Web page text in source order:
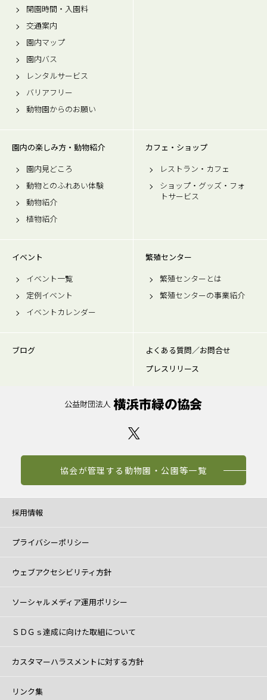
開園時間・入園料
交通案内
園内マップ
園内バス
レンタルサービス
バリアフリー
動物園からのお願い
園内の楽しみ方・動物紹介
園内見どころ
動物とのふれあい体験
動物紹介
植物紹介
カフェ・ショップ
レストラン・カフェ
ショップ・グッズ・フォ
トサービス
イベント
イベント一覧
定例イベント
イベントカレンダー
繁殖センター
繁殖センターとは
繁殖センターの事業紹介
ブログ
よくある質問／お問合せ
プレスリリース
協会が管理する動物園・公園等一覧
採用情報
プライバシーポリシー
ウェブアクセシビリティ方針
ソーシャルメディア運用ポリシー
ＳＤＧｓ達成に向けた取組について
カスタマーハラスメントに対する方針
リンク集